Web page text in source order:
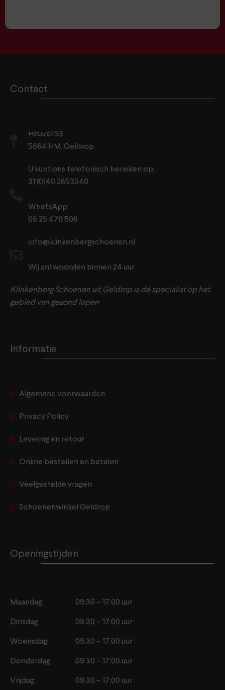
Contact
Heuvel 53
5664 HM, Geldrop
U kunt ons telefonisch bereiken op:
31 (0)40 2853340
WhatsApp:
06 25 470 508
info@klinkenbergschoenen.nl
Wij antwoorden binnen 24 uur
Klinkenberg Schoenen uit Geldrop is dé specialist op het
gebied van gezond lopen
Informatie
Algemene voorwaarden
Privacy Policy
Levering en retour
Online bestellen en betalen
Veelgestelde vragen
Schoenenwinkel Geldrop
Openingstijden
Maandag 09:30 – 17:00 uur
Dinsdag 09.30 – 17:00 uur
Woensdag 09.30 – 17:00 uur
Donderdag 09.30 – 17:00 uur
Vrijdag 09.30 – 17:00 uur